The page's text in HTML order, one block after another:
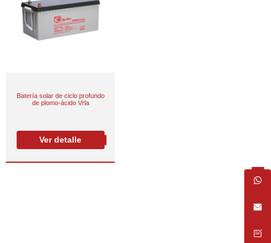
Batería solar de ciclo profundo
de plomo-ácido Vrla
Ver detalle